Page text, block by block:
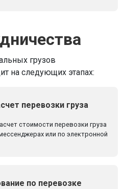
грузов
на следующих этапах:
перевозки груза
стоимости перевозки груза
или по электронной
по перевозке